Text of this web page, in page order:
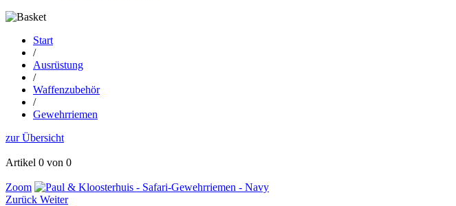
Start
/
Ausrüstung
/
Waffenzubehör
/
Gewehrriemen
zur Übersicht
Artikel 0 von 0
Zoom
Zurück Weiter